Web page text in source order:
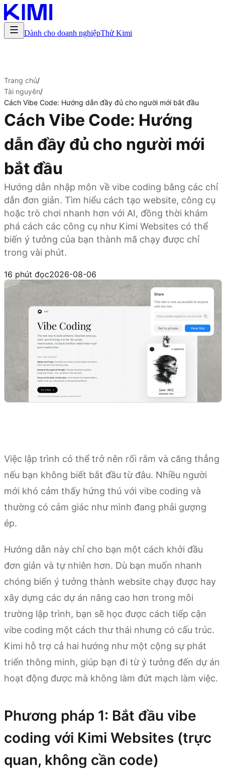
Dành cho doanh nghiệpThử Kimi
Trang chủ/
Tài nguyên/
Cách Vibe Code: Hướng dẫn đầy đủ cho người mới bắt đầu
Cách Vibe Code: Hướng
dẫn đầy đủ cho người mới
bắt đầu
Hướng dẫn nhập môn về vibe coding bằng các chỉ
dẫn đơn giản. Tìm hiểu cách tạo website, công cụ
hoặc trò chơi nhanh hơn với AI, đồng thời khám
phá cách các công cụ như Kimi Websites có thể
biến ý tưởng của bạn thành mã chạy được chỉ
trong vài phút.
16 phút đọc2026-08-06
Việc lập trình có thể trở nên rối rắm và căng thẳng
nếu bạn không biết bắt đầu từ đâu. Nhiều người
mới khó cảm thấy hứng thú với vibe coding và
thường có cảm giác như mình đang phải gượng
ép.
Hướng dẫn này chỉ cho bạn một cách khởi đầu
đơn giản và tự nhiên hơn. Dù bạn muốn nhanh
chóng biến ý tưởng thành website chạy được hay
xây dựng các dự án nâng cao hơn trong môi
trường lập trình, bạn sẽ học được cách tiếp cận
vibe coding một cách thư thái nhưng có cấu trúc.
Kimi hỗ trợ cả hai hướng như một cộng sự phát
triển thông minh, giúp bạn đi từ ý tưởng đến dự án
hoạt động được mà không làm đứt mạch làm việc.
Phương pháp 1: Bắt đầu vibe
coding với Kimi Websites (trực
quan, không cần code)